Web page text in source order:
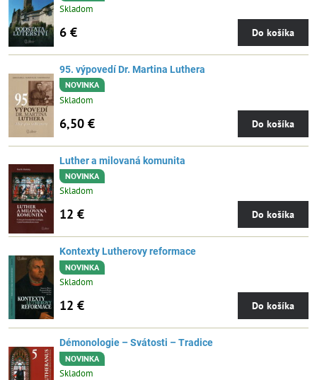
Skladom
6 € Do košíka
95. výpovedí Dr. Martina Luthera
NOVINKA
Skladom
6,50 € Do košíka
Luther a milovaná komunita
NOVINKA
Skladom
12 € Do košíka
Kontexty Lutherovy reformace
NOVINKA
Skladom
12 € Do košíka
Démonologie – Svátosti – Tradice
NOVINKA
Skladom